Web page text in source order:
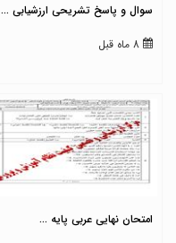
سوال و پاسخ تشریحی ارزشیابی ...
8 ماه قبل
امتحان نهایی عربی پایه ...